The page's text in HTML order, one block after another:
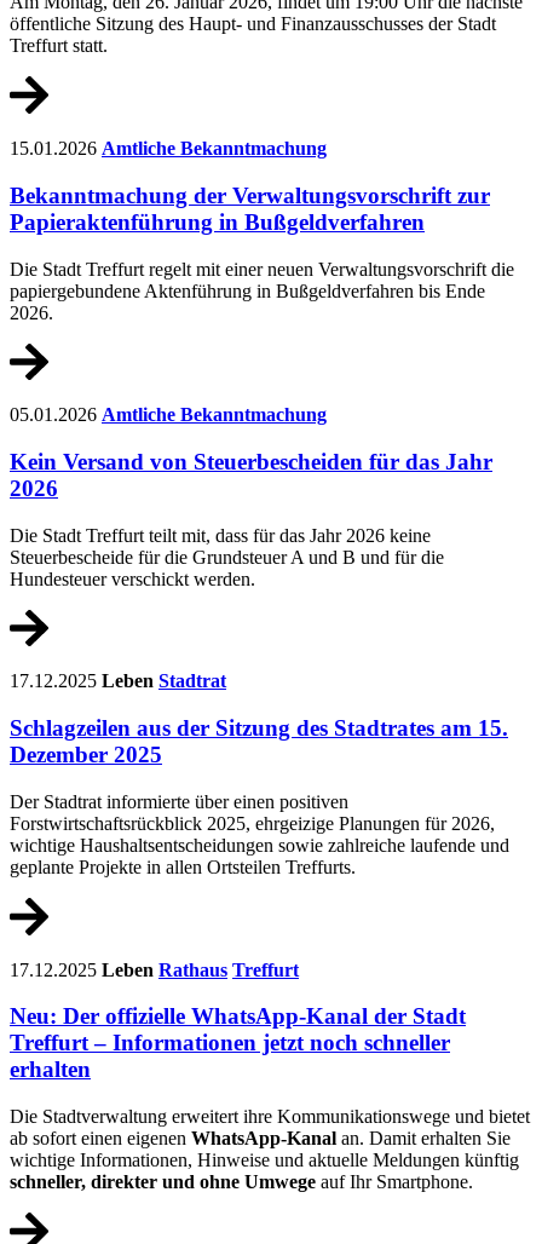
öffentliche Sitzung des Haupt- und Finanzausschusses der Stadt
Treffurt statt.
15.01.2026 Amtliche Bekanntmachung
Bekanntmachung der Verwaltungsvorschrift zur
Papieraktenführung in Bußgeldverfahren
Die Stadt Treffurt regelt mit einer neuen Verwaltungsvorschrift die
papiergebundene Aktenführung in Bußgeldverfahren bis Ende
2026.
05.01.2026 Amtliche Bekanntmachung
Kein Versand von Steuerbescheiden für das Jahr
2026
Die Stadt Treffurt teilt mit, dass für das Jahr 2026 keine
Steuerbescheide für die Grundsteuer A und B und für die
Hundesteuer verschickt werden.
17.12.2025 Leben Stadtrat
Schlagzeilen aus der Sitzung des Stadtrates am 15.
Dezember 2025
Der Stadtrat informierte über einen positiven
Forstwirtschaftsrückblick 2025, ehrgeizige Planungen für 2026,
wichtige Haushaltsentscheidungen sowie zahlreiche laufende und
geplante Projekte in allen Ortsteilen Treffurts.
17.12.2025 Leben Rathaus Treffurt
Neu: Der offizielle WhatsApp-Kanal der Stadt
Treffurt – Informationen jetzt noch schneller
erhalten
Die Stadtverwaltung erweitert ihre Kommunikationswege und bietet
ab sofort einen eigenen WhatsApp-Kanal an. Damit erhalten Sie
wichtige Informationen, Hinweise und aktuelle Meldungen künftig
schneller, direkter und ohne Umwege auf Ihr Smartphone.